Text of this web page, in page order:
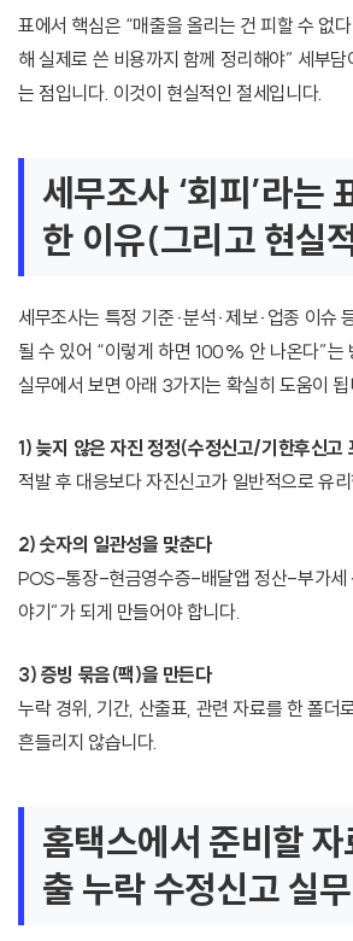
표에서 핵심은 “매출을 올리는 건 피할 수 없
해 실제로 쓴 비용까지 함께 정리해야” 세부
는 점입니다. 이것이 현실적인 절세입니다.
세무조사 ‘회피’라는
한 이유(그리고 현실
세무조사는 특정 기준·분석·제보·업종 이슈
될 수 있어 “이렇게 하면 100% 안 나온다”는
실무에서 보면 아래 3가지는 확실히 도움이 됩
1) 늦지 않은 자진 정정(수정신고/기한후신고
적발 후 대응보다 자진신고가 일반적으로 유
2) 숫자의 일관성을 맞춘다
POS-통장-현금영수증-배달앱 정산-부가세
야기”가 되게 만들어야 합니다.
3) 증빙 묶음(팩)을 만든다
누락 경위, 기간, 산출표, 관련 자료를 한 폴더
흔들리지 않습니다.
홈택스에서 준비할
출 누락 수정신고 실